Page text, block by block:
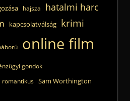
hajsza hatalmi harc
kapcsolatválság krimi
online film
gondok
romantikus Sam Worthington